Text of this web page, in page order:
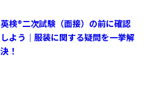
英検®︎二次試験（面接）の前に確認
しよう｜服装に関する疑問を一挙解
決！